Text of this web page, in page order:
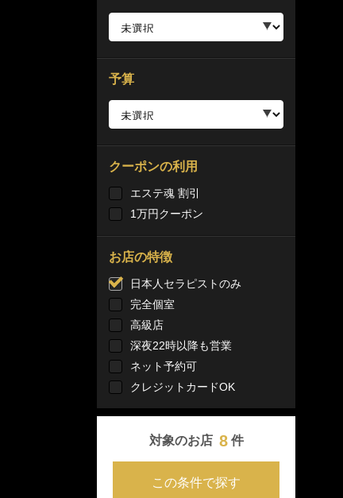
予算
クーポンの利用
エステ魂 割引
1万円クーポン
お店の特徴
日本人セラピストのみ
完全個室
高級店
深夜22時以降も営業
ネット予約可
クレジットカードOK
対象のお店 8 件
この条件で探す